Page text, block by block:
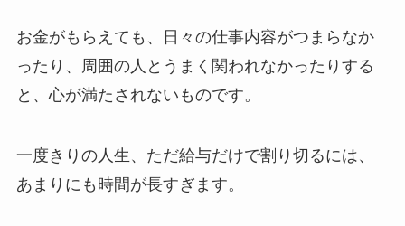
お金がもらえても、日々の仕事内容がつまらなか
ったり、周囲の人とうまく関われなかったりする
と、心が満たされないものです。
一度きりの人生、ただ給与だけで割り切るには、
あまりにも時間が長すぎます。